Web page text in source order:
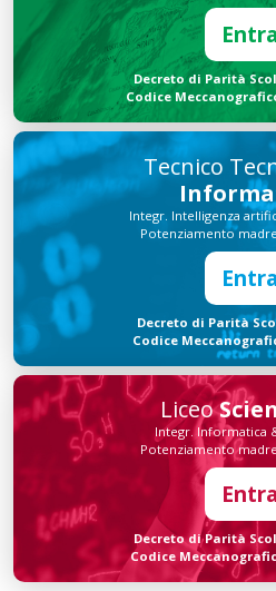
Entra
Decreto di Parità
Codice
Tecnico
Integr. Intelligenza
Potenziamento
Entra
Decreto di Parità
Codice
Liceo
Integr. Informatica
Potenziamento
Entra
Decreto di Parità
Codice